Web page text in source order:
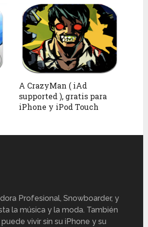
A CrazyMan ( iAd
supported ), gratis para
iPhone y iPod Touch
Profesional, Snowboarder, y
la música y la moda. También
vivir sin su iPhone y su